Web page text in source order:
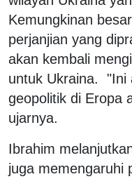
Kemungkinan
perjanjian yang
akan kembali
untuk Ukraina. "Ini
geopolitik di Eropa
ujarnya.
Ibrahim
juga memengaruhi